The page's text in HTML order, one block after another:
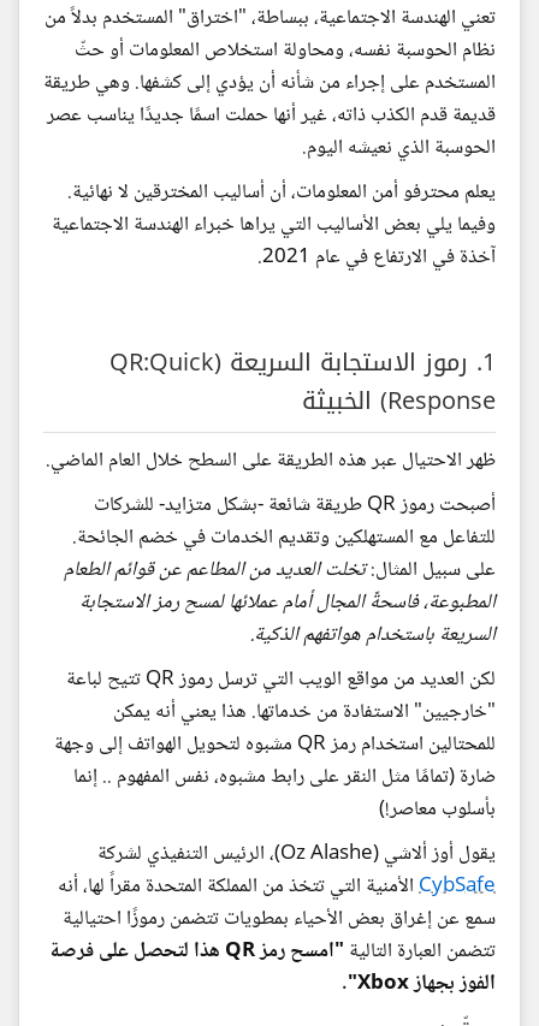
تعني الهندسة الاجتماعية، ببساطة، "اختراق" المستخدم بدلاً من
نظام الحوسبة نفسه، ومحاولة استخلاص المعلومات أو حثّ
المستخدم على إجراء من شأنه أن يؤدي إلى كشفها. وهي طريقة
قديمة قدم الكذب ذاته، غير أنها حملت اسمًا جديدًا يناسب عصر
الحوسبة الذي نعيشه اليوم.
يعلم محترفو أمن المعلومات، أن أساليب المخترقين لا نهائية.
وفيما يلي بعض الأساليب التي يراها خبراء الهندسة الاجتماعية
آخذة في الارتفاع في عام 2021.
1. رموز الاستجابة السريعة (QR:Quick
Response) الخبيثة
ظهر الاحتيال عبر هذه الطريقة على السطح خلال العام الماضي.
أصبحت رموز QR طريقة شائعة -بشكل متزايد- للشركات
للتفاعل مع المستهلكين وتقديم الخدمات في خضم الجائحة.
على سبيل المثال:تخلت العديد من المطاعم عن قوائم الطعام
المطبوعة، فاسحةً المجال أمام عملائها لمسح رمز الاستجابة
السريعة باستخدام هواتفهم الذكية.
لكن العديد من مواقع الويب التي ترسل رموز QR تتيح لباعة
"خارجيين" الاستفادة من خدماتها. هذا يعني أنه يمكن
للمحتالين استخدام رمز QR مشبوه لتحويل الهواتف إلى وجهة
ضارة (تمامًا مثل النقر على رابط مشبوه، نفس المفهوم .. إنما
بأسلوب معاصر!)
يقول أوز ألاشي (Oz Alashe)، الرئيس التنفيذي لشركة
CybSafeالأمنية التي تتخذ من المملكة المتحدة مقراً لها، أنه
سمع عن إغراق بعض الأحياء بمطويات تتضمن رموزًا احتيالية
تتضمن العبارة التالية
"امسح رمز QR هذا لتحصل على فرصة
الفوز بجهاز Xbox"
.